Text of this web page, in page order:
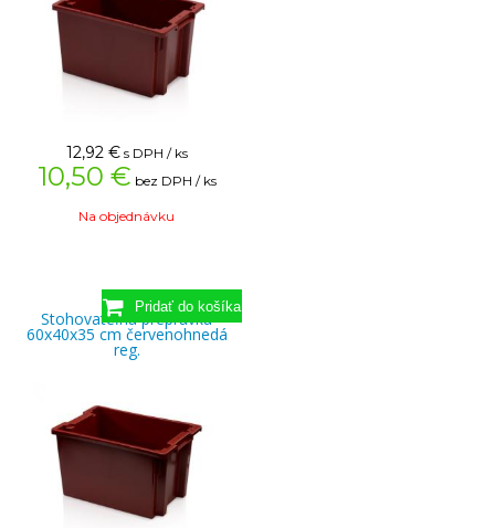
12,92 € s DPH / ks
10,50 € bez DPH / ks
Na objednávku
Stohovateľná prepravka
60x40x35 cm červenohnedá
reg.